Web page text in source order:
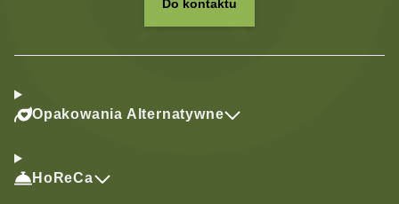
Do kontaktu
Opakowania Alternatywne
HoReCa